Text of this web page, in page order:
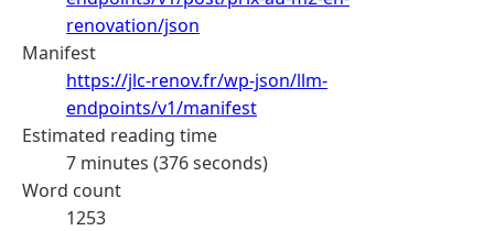
renovation/json
Manifest
https://jlc-renov.fr/wp-json/llm-
endpoints/v1/manifest
Estimated reading time
7 minutes (376 seconds)
Word count
1253